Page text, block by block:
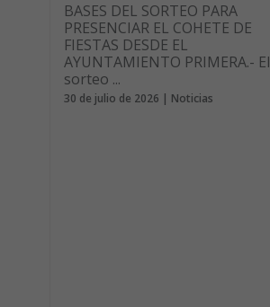
BASES DEL SORTEO PARA
PRESENCIAR EL COHETE DE
FIESTAS DESDE EL
AYUNTAMIENTO PRIMERA.- El
sorteo ...
30 de julio de 2026 | Noticias